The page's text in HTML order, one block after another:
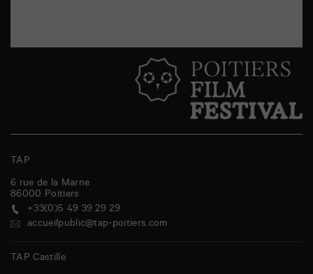
TAP
6 rue de la Marne
86000 Poitiers
+33(0)5 49 39 29 29
accueilpublic@tap-poitiers.com
TAP Castille